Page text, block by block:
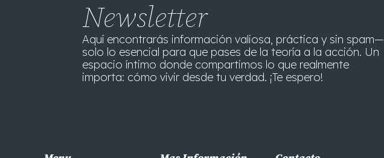
Newsletter
Aquí encontrarás información valiosa, práctica y sin spam—
solo lo esencial para que pases de la teoría a la acción. Un
espacio íntimo donde compartimos lo que realmente
importa: cómo vivir desde tu verdad. ¡Te espero!